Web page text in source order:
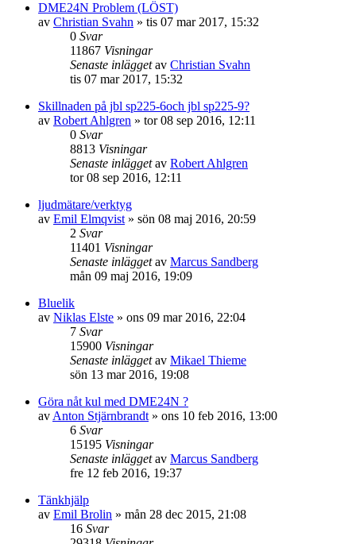
DME24N Problem (LÖST)
av Christian Svahn » tis 07 mar 2017, 15:32
0 Svar
11867 Visningar
Senaste inläggetav Christian Svahn
tis 07 mar 2017, 15:32
Skillnaden på jbl sp225-6och jbl sp225-9?
av Robert Ahlgren » tor 08 sep 2016, 12:11
0 Svar
8813 Visningar
Senaste inläggetav Robert Ahlgren
tor 08 sep 2016, 12:11
ljudmätare/verktyg
av Emil Elmqvist » sön 08 maj 2016, 20:59
2 Svar
11401 Visningar
Senaste inläggetav Marcus Sandberg
mån 09 maj 2016, 19:09
Bluelik
av Niklas Elste » ons 09 mar 2016, 22:04
7 Svar
15900 Visningar
Senaste inläggetav Mikael Thieme
sön 13 mar 2016, 19:08
Göra nåt kul med DME24N ?
av Anton Stjärnbrandt » ons 10 feb 2016, 13:00
6 Svar
15195 Visningar
Senaste inläggetav Marcus Sandberg
fre 12 feb 2016, 19:37
Tänkhjälp
av Emil Brolin » mån 28 dec 2015, 21:08
16 Svar